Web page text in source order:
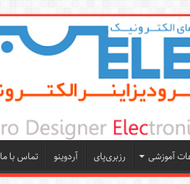
آموزشی رزبری‌پای آردوینو تماس با ما